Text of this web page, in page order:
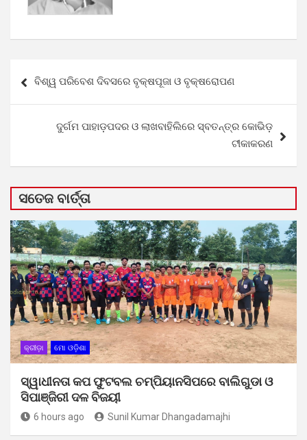
navigation
ବିଶ୍ୱ ପରିବେଶ ଦିବସରେ ବୃକ୍ଷପୂଜା ଓ ବୃକ୍ଷରୋପଣ
ଦୁର୍ଗମ ପାହାଡ଼ପଦର ଓ ଲାଖବାହିଲିରେ ସ୍ବତନ୍ତ୍ର କୋଭିଡ଼
ଟୀକାକରଣ
ସତେଜ ବାର୍ତ୍ତା
କ୍ରୀଡ଼ା ମୋ ଓଡ଼ିଶା
ସ୍ୱାଧୀନତା କପ ଫୁଟବଲ ଚମ୍ପିୟାନସିପରେ ବାଲିଗୁଡା ଓ
ସିପାଞ୍ଜିରୀ ଦଳ ବିଜୟୀ
6 hours ago Sunil Kumar Dhangadamajhi